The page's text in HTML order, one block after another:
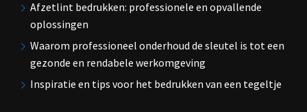
Afzetlint bedrukken: professionele en opvallende
oplossingen
Waarom professioneel onderhoud de sleutel is tot een
gezonde en rendabele werkomgeving
Inspiratie en tips voor het bedrukken van een tegeltje